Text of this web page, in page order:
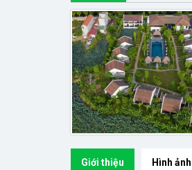
Giới thiệu Hình ảnh